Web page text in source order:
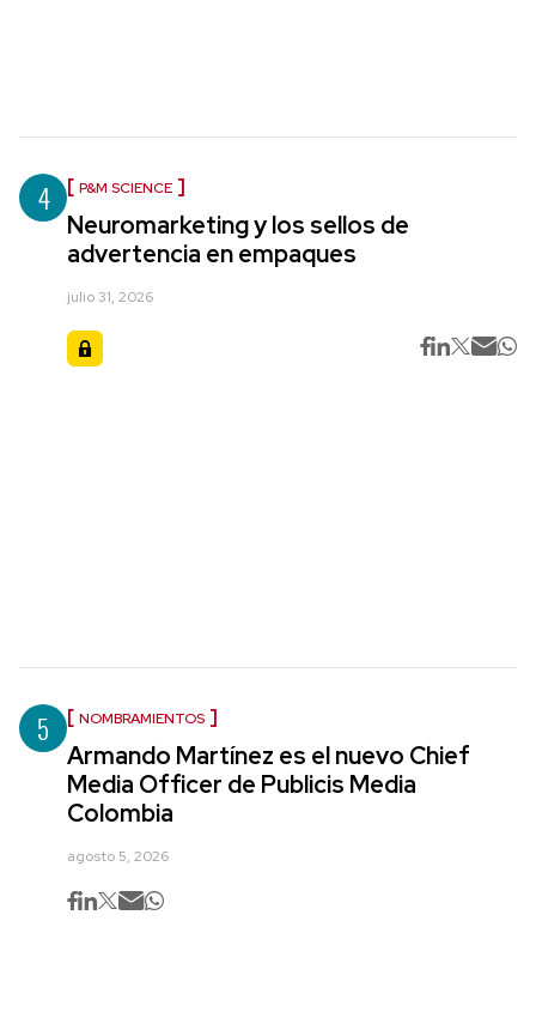
4 P&M SCIENCE
Neuromarketing y los sellos de
advertencia en empaques
julio 31, 2026
5 NOMBRAMIENTOS
Armando Martínez es el nuevo Chief
Media Officer de Publicis Media
Colombia
agosto 5, 2026